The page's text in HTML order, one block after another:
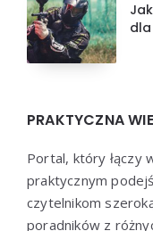
PRAKTYCZNA
Portal, który łączy
praktycznym
czytelnikom
poradników z